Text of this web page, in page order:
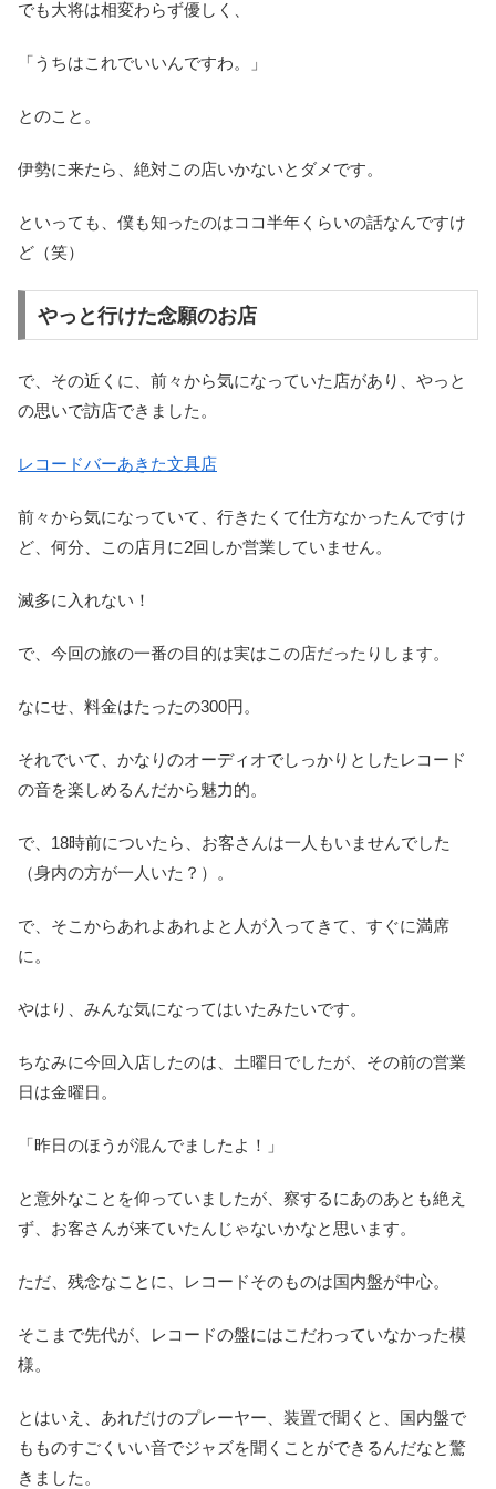
でも大将は相変わらず優しく、
「うちはこれでいいんですわ。」
とのこと。
伊勢に来たら、絶対この店いかないとダメです。
といっても、僕も知ったのはココ半年くらいの話なんですけ
ど（笑）
やっと行けた念願のお店
で、その近くに、前々から気になっていた店があり、やっと
の思いで訪店できました。
レコードバーあきた文具店
前々から気になっていて、行きたくて仕方なかったんですけ
ど、何分、この店月に2回しか営業していません。
滅多に入れない！
で、今回の旅の一番の目的は実はこの店だったりします。
なにせ、料金はたったの300円。
それでいて、かなりのオーディオでしっかりとしたレコード
の音を楽しめるんだから魅力的。
で、18時前についたら、お客さんは一人もいませんでした
（身内の方が一人いた？）。
で、そこからあれよあれよと人が入ってきて、すぐに満席
に。
やはり、みんな気になってはいたみたいです。
ちなみに今回入店したのは、土曜日でしたが、その前の営業
日は金曜日。
「昨日のほうが混んでましたよ！」
と意外なことを仰っていましたが、察するにあのあとも絶え
ず、お客さんが来ていたんじゃないかなと思います。
ただ、残念なことに、レコードそのものは国内盤が中心。
そこまで先代が、レコードの盤にはこだわっていなかった模
様。
とはいえ、あれだけのプレーヤー、装置で聞くと、国内盤で
もものすごくいい音でジャズを聞くことができるんだなと驚
きました。